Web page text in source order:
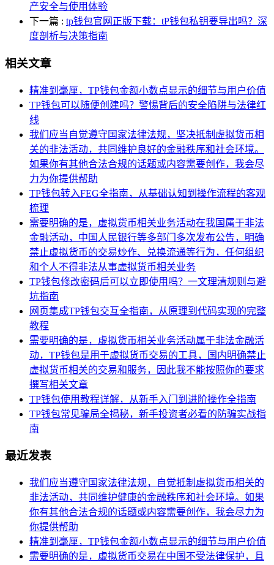
产安全与使用体验
下一篇 : tp钱包官网正版下载：tP钱包私钥要导出吗？深
度剖析与决策指南
相关文章
精准到毫厘，TP钱包金额小数点显示的细节与用户价值
TP钱包可以随便创建吗？警惕背后的安全陷阱与法律红
线
我们应当自觉遵守国家法律法规，坚决抵制虚拟货币相
关的非法活动，共同维护良好的金融秩序和社会环境。
如果你有其他合法合规的话题或内容需要创作，我会尽
力为你提供帮助
TP钱包转入FEG全指南，从基础认知到操作流程的客观
梳理
需要明确的是，虚拟货币相关业务活动在我国属于非法
金融活动，中国人民银行等多部门多次发布公告，明确
禁止虚拟货币的交易炒作、兑换流通等行为，任何组织
和个人不得非法从事虚拟货币相关业务
TP钱包修改密码后可以立即使用吗？一文理清规则与避
坑指南
网页集成TP钱包交互全指南，从原理到代码实现的完整
教程
需要明确的是，虚拟货币相关业务活动属于非法金融活
动，TP钱包是用于虚拟货币交易的工具，国内明确禁止
虚拟货币相关的交易和服务，因此我不能按照你的要求
撰写相关文章
TP钱包使用教程详解，从新手入门到进阶操作全指南
TP钱包常见骗局全揭秘，新手投资者必看的防骗实战指
南
最近发表
我们应当遵守国家法律法规，自觉抵制虚拟货币相关的
非法活动，共同维护健康的金融秩序和社会环境。如果
你有其他合法合规的话题或内容需要创作，我会尽力为
你提供帮助
精准到毫厘，TP钱包金额小数点显示的细节与用户价值
需要明确的是，虚拟货币交易在中国不受法律保护，且